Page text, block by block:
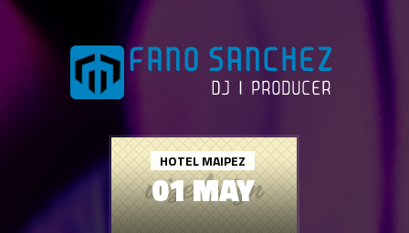
01 MAY
HOTEL MAIPEZ